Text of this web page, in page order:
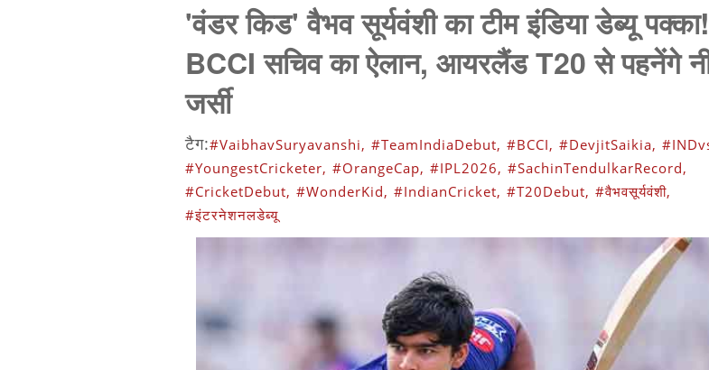
'वंडर किड' वैभव सूर्यवंशी का टीम इंडिया डेब्यू पक्का!
BCCI सचिव का ऐलान, आयरलैंड T20 से पहनेंगे
जर्सी
टैग:#VaibhavSuryavanshi, #TeamIndiaDebut, #BCCI, #DevjitSaikia,
#YoungestCricketer, #OrangeCap, #IPL2026, #SachinTendulkarRecord,
#CricketDebut, #WonderKid, #IndianCricket, #T20Debut, #वैभवसूर्यवंशी,
#इंटरनेशनलडेब्यू